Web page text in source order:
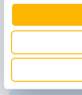
Materiaal
Gewicht